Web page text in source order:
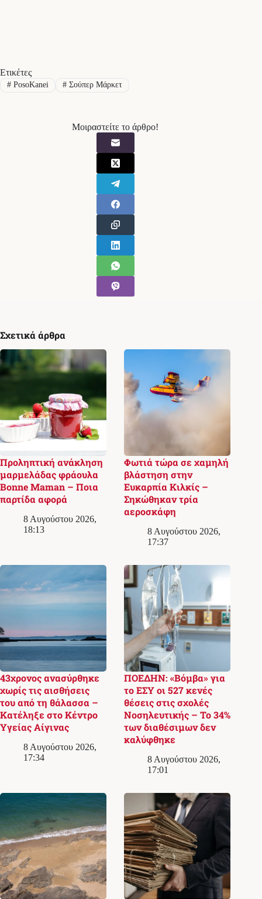
Ετικέτες
#PosoKanei #Σούπερ Μάρκετ
Μοιραστείτε το άρθρο!
Σχετικά άρθρα
Προληπτική ανάκληση
μαρμελάδας φράουλα
Bonne Maman – Ποια
παρτίδα αφορά
8 Αυγούστου 2026,
18:13
Φωτιά τώρα σε χαμηλή
βλάστηση στην
Ευκαρπία Κιλκίς –
Σηκώθηκαν τρία
αεροσκάφη
8 Αυγούστου 2026,
17:37
43χρονος ανασύρθηκε
χωρίς τις αισθήσεις
του από τη θάλασσα –
Κατέληξε στο Κέντρο
Υγείας Αίγινας
8 Αυγούστου 2026,
17:34
ΠΟΕΔΗΝ: «Βόμβα» για
το ΕΣΥ οι 527 κενές
θέσεις στις σχολές
Νοσηλευτικής – Το 34%
των διαθέσιμων δεν
καλύφθηκε
8 Αυγούστου 2026,
17:01